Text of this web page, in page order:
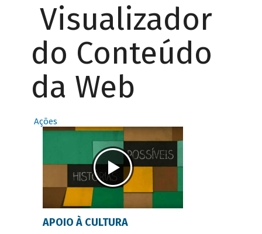
Visualizador
do Conteúdo
da Web
Ações
APOIO À CULTURA